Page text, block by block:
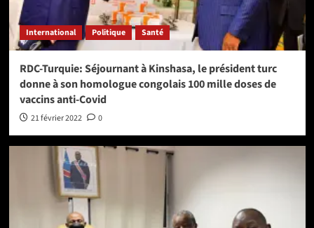
International Politique Santé
RDC-Turquie: Séjournant à Kinshasa, le président turc
donne à son homologue congolais 100 mille doses de
vaccins anti-Covid
21 février 2022 0